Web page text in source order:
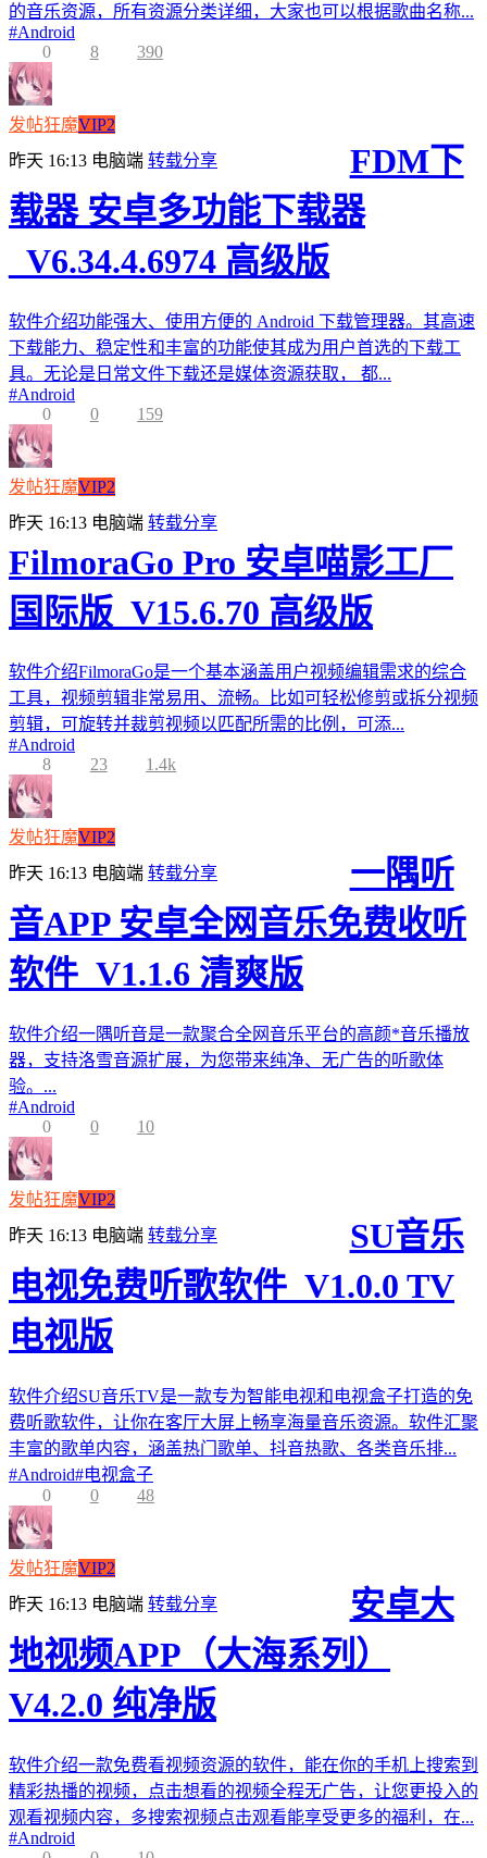
的音乐资源，所有资源分类详细，大家也可以根据歌曲名称...
#Android
0
8 390
发帖狂魔VIP2
昨天 16:13 电脑端 转载分享
FDM下
载器 安卓多功能下载器
_V6.34.4.6974 高级版
软件介绍功能强大、使用方便的 Android 下载管理器。其高速
下载能力、稳定性和丰富的功能使其成为用户首选的下载工
具。无论是日常文件下载还是媒体资源获取， 都...
#Android
0
0 159
发帖狂魔VIP2
昨天 16:13 电脑端 转载分享
FilmoraGo Pro 安卓喵影工厂
国际版_V15.6.70 高级版
软件介绍FilmoraGo是一个基本涵盖用户视频编辑需求的综合
工具，视频剪辑非常易用、流畅。比如可轻松修剪或拆分视频
剪辑，可旋转并裁剪视频以匹配所需的比例，可添...
#Android
8
23 1.4k
发帖狂魔VIP2
昨天 16:13 电脑端 转载分享
一隅听
音APP 安卓全网音乐免费收听
软件_V1.1.6 清爽版
软件介绍一隅听音是一款聚合全网音乐平台的高颜*音乐播放
器，支持洛雪音源扩展，为您带来纯净、无广告的听歌体
验。...
#Android
0
0 10
发帖狂魔VIP2
昨天 16:13 电脑端 转载分享
SU音乐
电视免费听歌软件_V1.0.0 TV
电视版
软件介绍SU音乐TV是一款专为智能电视和电视盒子打造的免
费听歌软件，让你在客厅大屏上畅享海量音乐资源。软件汇聚
丰富的歌单内容，涵盖热门歌单、抖音热歌、各类音乐排...
#Android#电视盒子
0
0 48
发帖狂魔VIP2
昨天 16:13 电脑端 转载分享
安卓大
地视频APP（大海系列）
V4.2.0 纯净版
软件介绍一款免费看视频资源的软件，能在你的手机上搜索到
精彩热播的视频，点击想看的视频全程无广告，让您更投入的
观看视频内容，多搜索视频点击观看能享受更多的福利，在...
#Android